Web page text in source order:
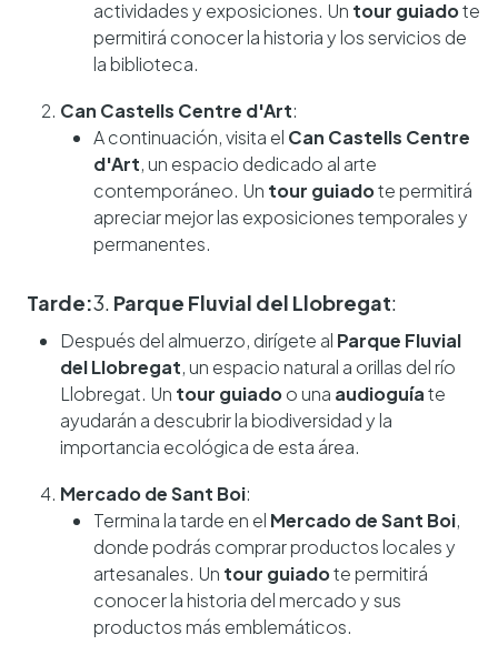
actividades y exposiciones. Un tour guiadote
permitirá conocer la historia y los servicios de
la biblioteca.
Can Castells Centre d'Art:
A continuación, visita el Can Castells Centre
d'Art, un espacio dedicado al arte
contemporáneo. Un tour guiadote permitirá
apreciar mejor las exposiciones temporales y
permanentes.
Tarde:3. Parque Fluvial del Llobregat:
Después del almuerzo, dirígete al Parque Fluvial
del Llobregat, un espacio natural a orillas del río
Llobregat. Un tour guiadoo una audioguíate
ayudarán a descubrir la biodiversidad y la
importancia ecológica de esta área.
Mercado de Sant Boi:
Termina la tarde en el Mercado de Sant Boi,
donde podrás comprar productos locales y
artesanales. Un tour guiadote permitirá
conocer la historia del mercado y sus
productos más emblemáticos.